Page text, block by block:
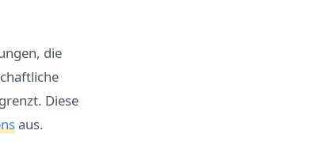
die
Diese
aus.